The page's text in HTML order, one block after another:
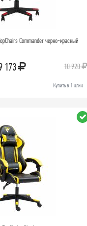
Commander черно-красный
173 10 920
Купить в 1 клик